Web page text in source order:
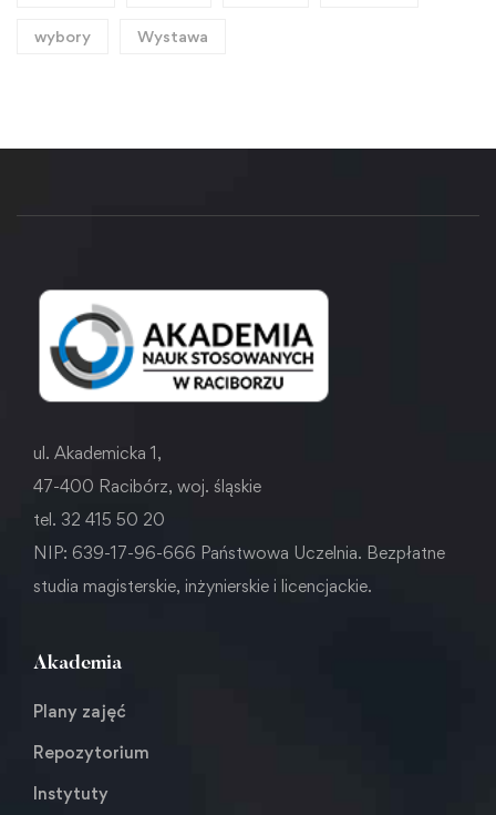
wybory Wystawa
ul. Akademicka 1,
47-400 Racibórz, woj. śląskie
tel. 32 415 50 20
NIP: 639-17-96-666 Państwowa Uczelnia. Bezpłatne
studia magisterskie, inżynierskie i licencjackie.
Akademia
Plany zajęć
Repozytorium
Instytuty